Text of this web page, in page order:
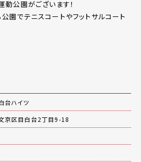
公園がございます！
園でテニスコートやフットサルコート
台ハイツ
京区目白台2丁目9-18